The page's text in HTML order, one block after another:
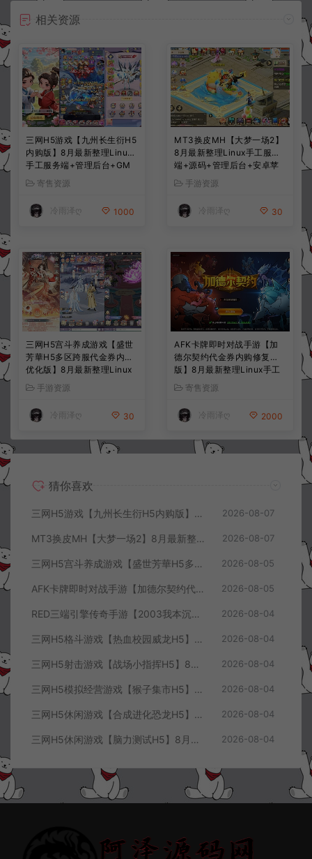
相关资源
三网H5游戏【九州长生衍H5
内购版】8月最新整理Linux
手工服务端+管理后台+GM
授权后台+简易安卓客户端
+详细搭建教程+视频教程
寄售资源
冷雨泽ღ 1000
MT3换皮MH【大梦一场2】
8月最新整理Linux手工服务
端+源码+管理后台+安卓苹
果双端+详细搭建教程+视频
教程
手游资源
冷雨泽ღ 30
三网H5宫斗养成游戏【盛世
芳華H5多区跨服代金券内购
优化版】8月最新整理Linux
手工服务端+CDK授权后台
+全资源安卓+详细搭建教程
+视频教程
手游资源
冷雨泽ღ 30
AFK卡牌即时对战手游【加
德尔契约代金券内购修复
版】8月最新整理Linux手工
服务端+前后端全套源码+CD
K授权后台+安卓苹果双端
+详细搭建教程+视频教程
寄售资源
冷雨泽ღ 2000
猜你喜欢
三网H5游戏【九州长生衍H5内购版】8月最新整理Linux手工服务端+管理后台+GM授权后台+简易安卓客户端+详细搭建教程+视频教程 2026-08-07
MT3换皮MH【大梦一场2】8月最新整理Linux手工服务端+源码+管理后台+安卓苹果双端+详细搭建教程+视频教程 2026-08-07
三网H5宫斗养成游戏【盛世芳華H5多区跨服代金券内购优化版】8月最新整理Linux手工服务端+CDK授权后台+全资源安卓+详细搭建教程+视频教程 2026-08-05
AFK卡牌即时对战手游【加德尔契约代金券内购修复版】8月最新整理Linux手工服务端+前后端全套源码+CDK授权后台+安卓苹果双端+详细搭建教程+视频教程 2026-08-05
RED三端引擎传奇手游【2003我本沉默三职业】8月最新整理Win一键服务端+PC安卓+详细搭建教程 2026-08-04
三网H5格斗游戏【热血校园威龙H5】8月最新整理Linux手工服务端+Win一键服务端+解压即玩+简易安卓客户端+详细搭建教程 2026-08-04
三网H5射击游戏【战场小指挥H5】8月最新整理Linux手工服务端+Win一键服务端+解压即玩+简易安卓客户端+详细搭建教程 2026-08-04
三网H5模拟经营游戏【猴子集市H5】8月最新整理Linux手工服务端+Win一键服务端+解压即玩+简易安卓客户端+详细搭建教程 2026-08-04
三网H5休闲游戏【合成进化恐龙H5】8月最新整理Linux手工服务端+Win一键服务端+解压即玩+简易安卓客户端+详细搭建教程 2026-08-04
三网H5休闲游戏【脑力测试H5】8月最新整理Linux手工服务端+Win一键服务端+解压即玩+简易安卓客户端+详细搭建教程 2026-08-04